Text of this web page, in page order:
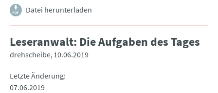
Datei herunterladen
Leseranwalt: Die Aufgaben des Tages
drehscheibe 10.06.2019
Letzte Änderung
07.06.2019